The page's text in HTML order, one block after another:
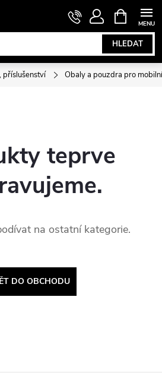
HLEDAT
NÁKUPNÍ
KOŠÍK
příslušenství Obaly a pouzdra pro
teprve
na ostatní kategorie.
DO OBCHODU